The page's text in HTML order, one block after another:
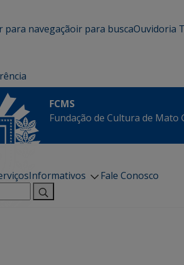
para navegaçãoir para buscaOuvidoria
FCMS
Fundação de Cultura de Mato
Informativos
Fale Conosco